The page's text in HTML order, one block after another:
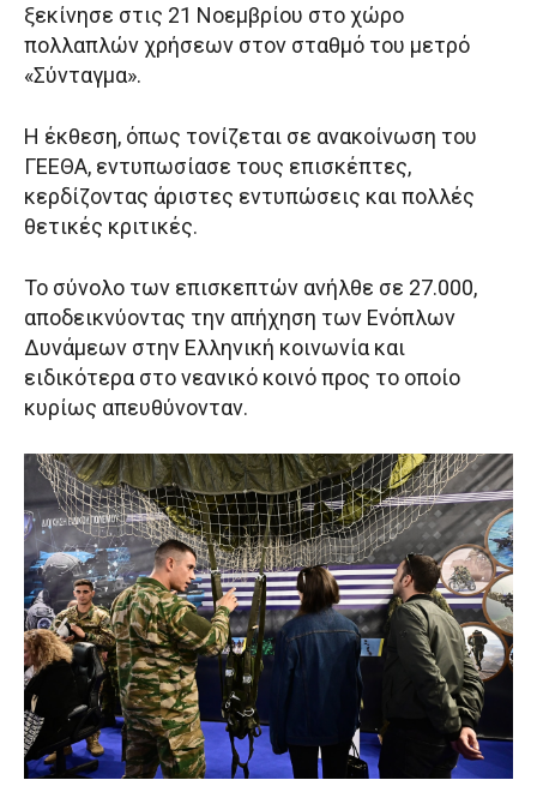
ξεκίνησε στις 21 Νοεμβρίου στο χώρο
πολλαπλών χρήσεων στον σταθμό του μετρό
«Σύνταγμα».
Η έκθεση, όπως τονίζεται σε ανακοίνωση του
ΓΕΕΘΑ, εντυπωσίασε τους επισκέπτες,
κερδίζοντας άριστες εντυπώσεις και πολλές
θετικές κριτικές.
Το σύνολο των επισκεπτών ανήλθε σε 27.000,
αποδεικνύοντας την απήχηση των Ενόπλων
Δυνάμεων στην Ελληνική κοινωνία και
ειδικότερα στο νεανικό κοινό προς το οποίο
κυρίως απευθύνονταν.